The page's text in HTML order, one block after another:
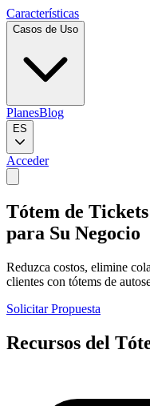
Características
Casos de Uso
PlanesBlog
ES
Acceder
Tótem de
para Su Negocio
Reduzca costos, elimine
clientes con tótems de
Solicitar Propuesta
Recursos del